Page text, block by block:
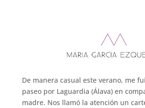
De manera casual este verano, me
paseo por Laguardia (Álava) en
madre. Nos llamó la atención un